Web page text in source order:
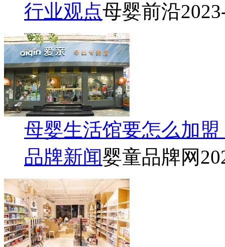
行业观点母婴前沿
母婴生活馆要怎么加
品牌新闻婴童品牌网